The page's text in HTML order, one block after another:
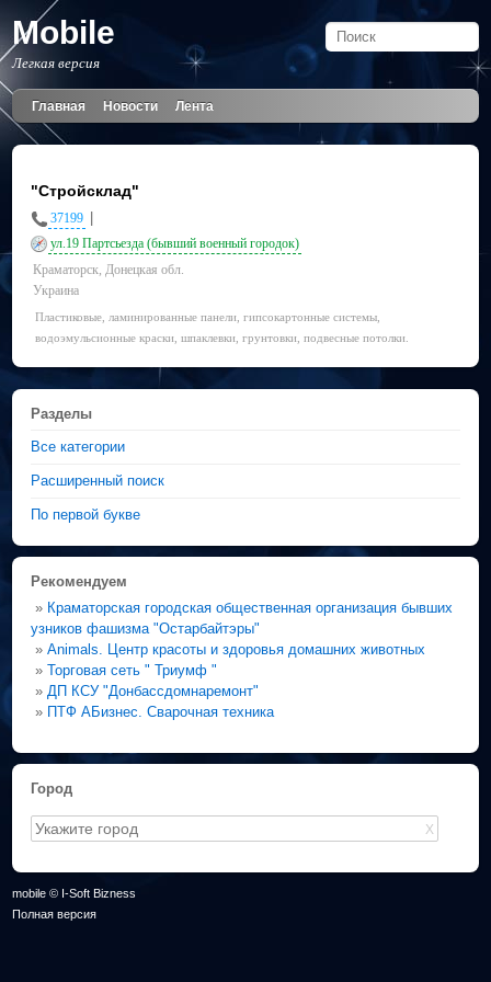
Mobile
Легкая версия
Главная Новости Лента
"Стройсклад"
37199
ул.19 Партсьезда (бывший военный городок)
Краматорск, Донецкая обл.
Украина
Пластиковые, ламинированные панели, гипсокартонные системы,
водоэмульсионные краски, шпаклевки, грунтовки, подвесные потолки.
Разделы
Все категории
Расширенный поиск
По первой букве
Рекомендуем
» Краматорская городская общественная организация бывших
узников фашизма "Остарбайтэры"
»Animals. Центр красоты и здоровья домашних животных
»Торговая сеть " Триумф "
» ДП КСУ "Донбассдомнаремонт"
» ПТФ АБизнес. Сварочная техника
Город
X
mobile © I-Soft Bizness
Полная версия